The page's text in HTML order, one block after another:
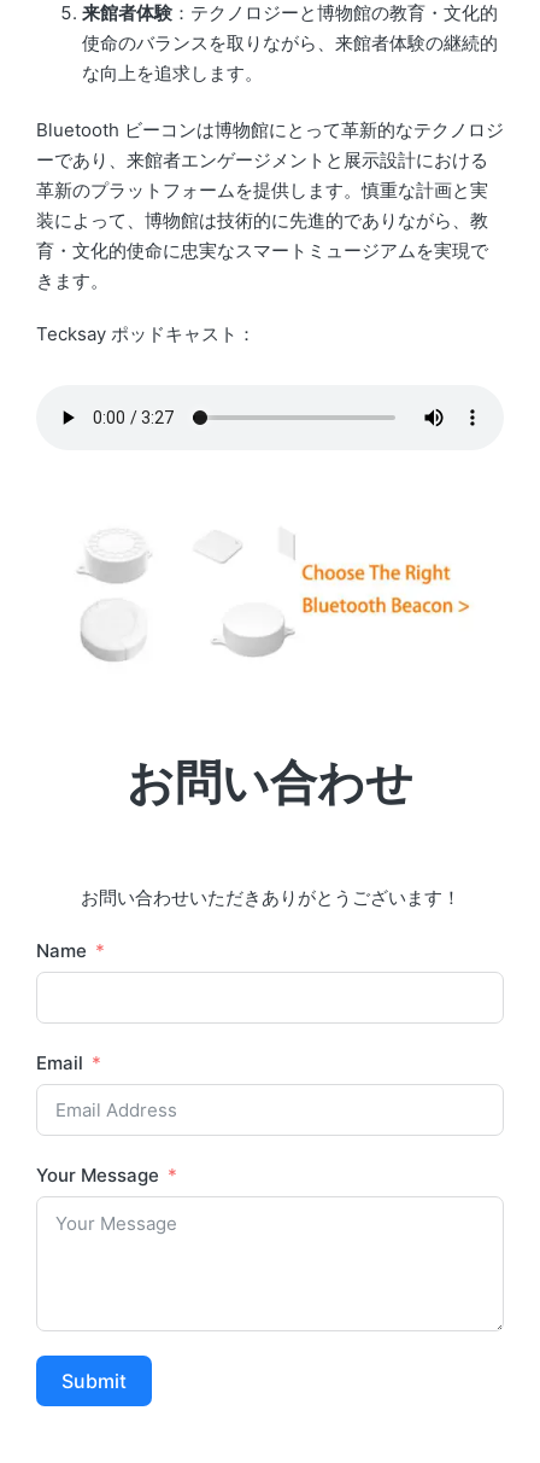
来館者体験：テクノロジーと博物館の教育・文化的
使命のバランスを取りながら、来館者体験の継続的
な向上を追求します。
Bluetooth ビーコンは博物館にとって革新的なテクノロジ
ーであり、来館者エンゲージメントと展示設計における
革新のプラットフォームを提供します。慎重な計画と実
装によって、博物館は技術的に先進的でありながら、教
育・文化的使命に忠実なスマートミュージアムを実現で
きます。
Tecksay ポッドキャスト：
お問い合わせ
お問い合わせいただきありがとうございます！
Name
Email
Your Message
Submit